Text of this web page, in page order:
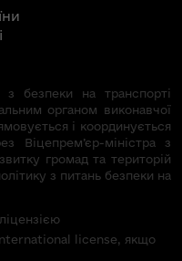
безпеки на транспорті
органом виконавчої
і координується
Віцепрем’єр-міністра з
громад та територій
з питань безпеки на
license, якщо